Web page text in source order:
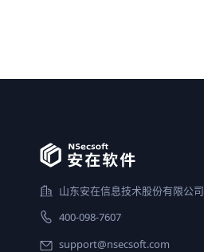
山东安在信息技术股份有限公司
400-098-7607
support@nsecsoft.com